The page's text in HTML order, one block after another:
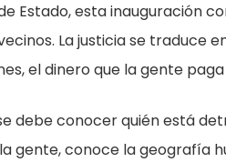
Estado, esta inauguración
La justicia se traduce
el dinero que la gente
debe conocer quién está
gente, conoce la geografía